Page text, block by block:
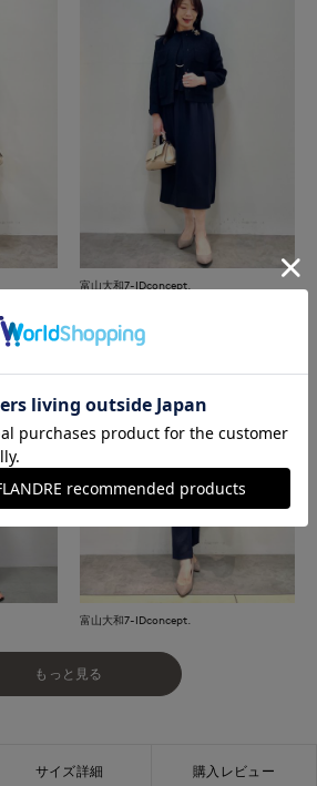
富山大和7-IDconcept.
富山大和7-IDconcept.
もっと見る
サイズ詳細 購入レビュー